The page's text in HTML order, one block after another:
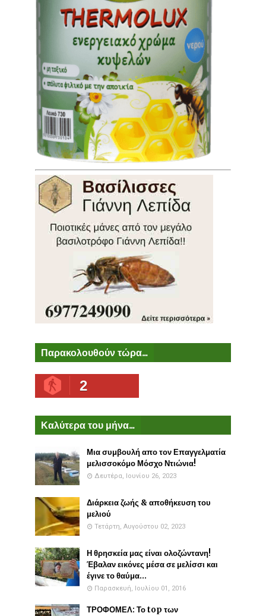
Παρακολουθούν τώρα...
2
Καλύτερα του μήνα...
Μια συμβουλή απο τον Επαγγελματία
μελισσοκόμο Μόσχο Ντιώνια!
Δευτέρα, Ιουνίου 26, 2023
Διάρκεια ζωής & αποθήκευση του
μελιού
Τετάρτη, Αυγούστου 02, 2023
Η θρησκεία μας είναι ολοζώντανη!
Έβαλαν εικόνες μέσα σε μελίσσι και
έγινε το θαύμα...
Παρασκευή, Ιουλίου 01, 2016
ΤΡΟΦΟΜΕΛ: Το top των